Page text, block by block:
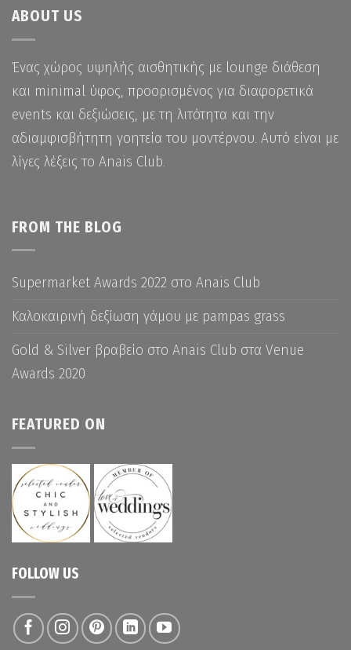
ABOUT US
Ένας χώρος υψηλής αισθητικής με lounge διάθεση
και minimal ύφος, προορισμένος για διαφορετικά
events και δεξιώσεις, με τη λιτότητα και την
αδιαμφισβήτητη γοητεία του μοντέρνου. Αυτό είναι με
λίγες λέξεις το Anais Club.
FROM THE BLOG
Supermarket Awards 2022 στο Anais Club
Καλοκαιρινή δεξίωση γάμου με pampas grass
Gold & Silver βραβείο στο Anais Club στα Venue
Awards 2020
FEATURED ON
FOLLOW US